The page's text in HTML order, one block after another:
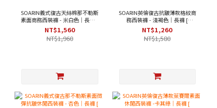
SOARIN義式復古天絲棉那不勒斯
素面商務西裝褲 - 米白色｜長褲 [
252TF204 ]
NT$1,560
NT$1,960
SOARIN英倫復古抗皺薄款格紋商
務西裝褲 - 淺褐色｜長褲 [
2322F02 ]
NT$1,260
NT$1,580